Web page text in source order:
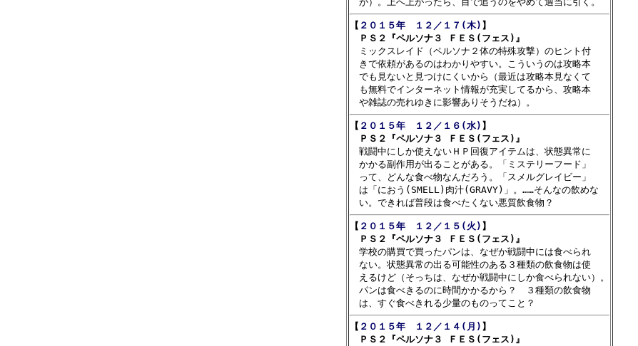
【 ２０１５年　１２／１７(木) 】
ＰＳ２『ペルソナ３ ＦＥＳ(フェス)』
ミックスレイド（ペルソナ２体の特殊攻撃）のヒント付
きで依頼があるのはわかりやすい。こういうのは攻略本
でも見ないと見つけにくいから（最近は攻略本見なくて
も無料でインターネット情報が充実してるから、攻略本
【 ２０１５年　１２／１６(水) 】
ＰＳ２『ペルソナ３ ＦＥＳ(フェス)』
戦闘中にしか使えないＨＰ回復アイテムは、状態異常に
かかる副作用が出ることがある。「ミステリーフード」
って、どんな食べ物なんだろう。「スメルグレイビー」
は「におう(SMELL)肉汁(GRAVY)」。……そんなの飲めな
【 ２０１５年　１２／１５(火) 】
ＰＳ２『ペルソナ３ ＦＥＳ(フェス)』
学校の購買で買ったパンは、なぜか戦闘中には食べられ
ない。状態異常の出る可能性のある３種類の飲食物は使
えるけど（そっちは、なぜか戦闘中にしか食べられない）。
パンは食べきるのに時間かかるから？　３種類の飲食物
【 ２０１５年　１２／１４(月) 】
ＰＳ２『ペルソナ３ ＦＥＳ(フェス)』